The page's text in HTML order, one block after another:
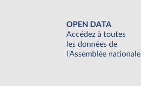
OPEN DATA
Accédez à toutes
les données de
l'Assemblée nationale